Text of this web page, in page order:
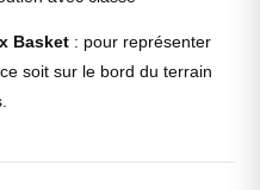
Basket : pour représenter
soit sur le bord du terrain